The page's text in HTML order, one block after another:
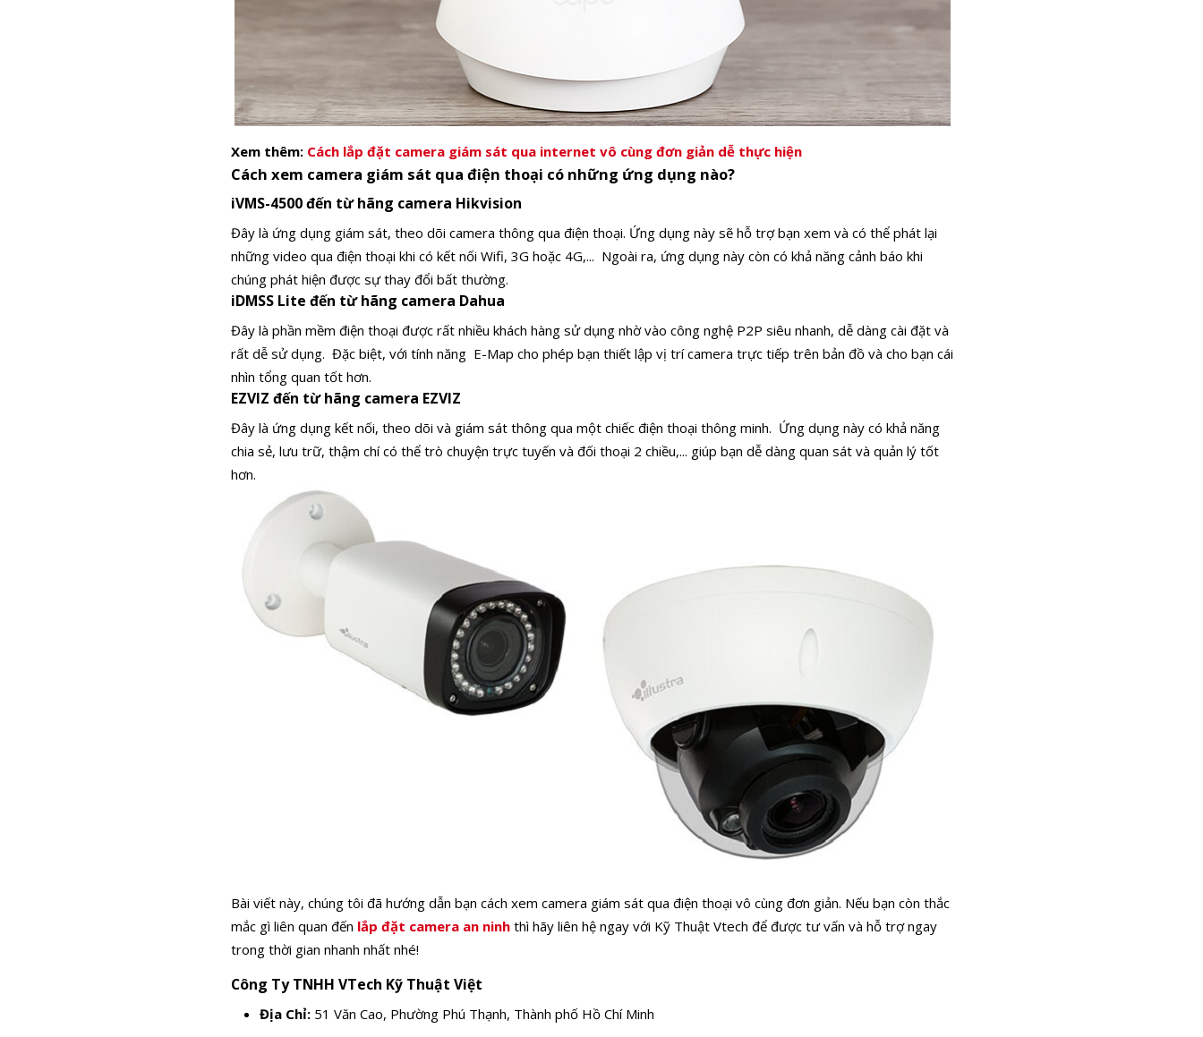
Xem thêm: Cách lắp đặt camera giám sát qua internet vô cùng đơn giản dễ thực hiện
Cách xem camera giám sát qua điện thoại có những ứng dụng nào?
iVMS-4500 đến từ hãng camera Hikvision
Đây là ứng dụng giám sát, theo dõi camera thông qua điện thoại. Ứng dụng này sẽ hỗ trợ bạn xem và có thể phát lại
những video qua điện thoại khi có kết nối Wifi, 3G hoặc 4G,... Ngoài ra, ứng dụng này còn có khả năng cảnh báo khi
chúng phát hiện được sự thay đổi bất thường.
iDMSS Lite đến từ hãng camera Dahua
Đây là phần mềm điện thoại được rất nhiều khách hàng sử dụng nhờ vào công nghệ P2P siêu nhanh, dễ dàng cài đặt và
rất dễ sử dụng. Đặc biệt, với tính năng E-Map cho phép bạn thiết lập vị trí camera trực tiếp trên bản đồ và cho bạn cái
nhìn tổng quan tốt hơn.
EZVIZ đến từ hãng camera EZVIZ
Đây là ứng dụng kết nối, theo dõi và giám sát thông qua một chiếc điện thoại thông minh. Ứng dụng này có khả năng
chia sẻ, lưu trữ, thậm chí có thể trò chuyện trực tuyến và đối thoại 2 chiều,... giúp bạn dễ dàng quan sát và quản lý tốt
hơn.
Bài viết này, chúng tôi đã hướng dẫn bạncách xem camera giám sát qua điện thoại vô cùng đơn giản. Nếu bạn còn thắc
mắc gì liên quan đến lắp đặt camera an ninh thì hãy liên hệ ngay với Kỹ Thuật Vtech để được tư vấn và hỗ trợ ngay
trong thời gian nhanh nhất nhé!
Công Ty TNHH VTech Kỹ Thuật Việt
Địa Chỉ: 51 Văn Cao, Phường Phú Thạnh, Thành phố Hồ Chí Minh